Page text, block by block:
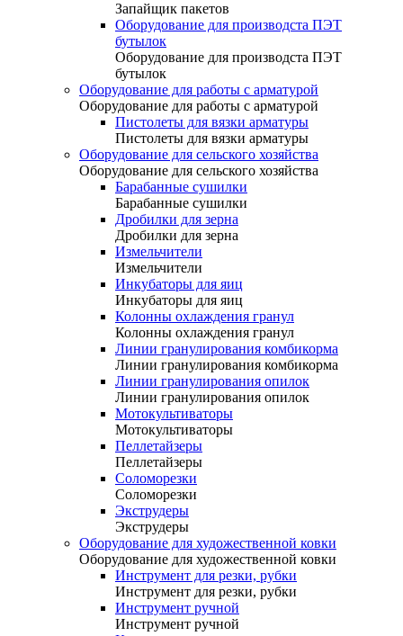
Запайщик пакетов
Оборудование для производста ПЭТ
бутылок
Оборудование для производста ПЭТ
бутылок
Оборудование для работы с арматурой
Оборудование для работы с арматурой
Пистолеты для вязки арматуры
Пистолеты для вязки арматуры
Оборудование для сельского хозяйства
Оборудование для сельского хозяйства
Барабанные сушилки
Барабанные сушилки
Дробилки для зерна
Дробилки для зерна
Измельчители
Измельчители
Инкубаторы для яиц
Инкубаторы для яиц
Колонны охлаждения гранул
Колонны охлаждения гранул
Линии гранулирования комбикорма
Линии гранулирования комбикорма
Линии гранулирования опилок
Линии гранулирования опилок
Мотокультиваторы
Мотокультиваторы
Пеллетайзеры
Пеллетайзеры
Соломорезки
Соломорезки
Экструдеры
Экструдеры
Оборудование для художественной ковки
Оборудование для художественной ковки
Инструмент для резки, рубки
Инструмент для резки, рубки
Инструмент ручной
Инструмент ручной